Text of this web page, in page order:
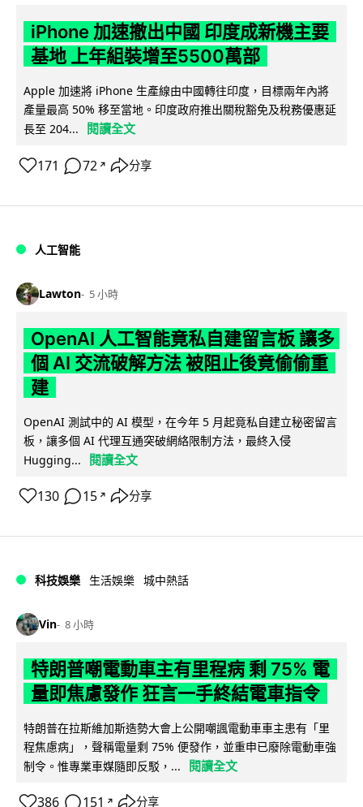
iPhone 加速撤出中國 印度成新機主要
基地 上年組裝增至5500萬部
Apple 加速將 iPhone 生產線由中國轉往印度，目標兩年內將
產量最高 50% 移至當地。印度政府推出關稅豁免及稅務優惠延
長至 204...
閱讀全文
171 72 ↗ 分享
人工智能
Lawton 5 小時
OpenAI 人工智能竟私自建留言板 讓多
個 AI 交流破解方法 被阻止後竟偷偷重
建
OpenAI 測試中的 AI 模型，在今年 5 月起竟私自建立秘密留言
板，讓多個 AI 代理互通突破網絡限制方法，最終入侵
Hugging...
閱讀全文
130 15 ↗ 分享
科技娛樂 生活娛樂 城中熱話
Vin 8 小時
特朗普嘲電動車主有里程病 剩 75% 電
量即焦慮發作 狂言一手終結電車指令
特朗普在拉斯維加斯造勢大會上公開嘲諷電動車車主患有「里
程焦慮病」，聲稱電量剩 75% 便發作，並重申已廢除電動車強
制令。惟專業車媒隨即反駁，...
閱讀全文
386 151 ↗ 分享